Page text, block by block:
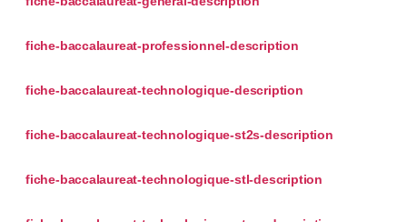
fiche-baccalaureat-professionnel-description
fiche-baccalaureat-technologique-description
fiche-baccalaureat-technologique-st2s-description
fiche-baccalaureat-technologique-stl-description